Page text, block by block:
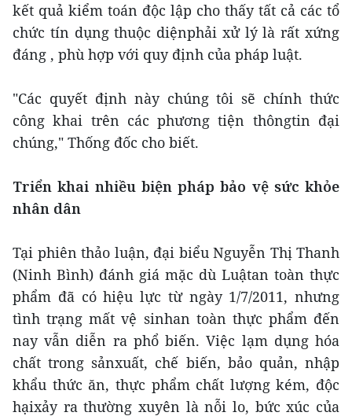
kết quả kiểm toán độc lập cho thấy tất cả các tổ
chức tín dụng thuộc diệnphải xử lý là rất xứng
đáng , phù hợp với quy định của pháp luật.
"Các quyết định này chúng tôi sẽ chính thức
công khai trên các phương tiện thôngtin đại
chúng," Thống đốc cho biết.
Triển khai nhiều biện pháp bảo vệ sức khỏe
nhân dân
Tại phiên thảo luận, đại biểu Nguyễn Thị Thanh
(Ninh Bình) đánh giá mặc dù Luậtan toàn thực
phẩm đã có hiệu lực từ ngày 1/7/2011, nhưng
tình trạng mất vệ sinhan toàn thực phẩm đến
nay vẫn diễn ra phổ biến. Việc lạm dụng hóa
chất trong sảnxuất, chế biến, bảo quản, nhập
khẩu thức ăn, thực phẩm chất lượng kém, độc
hạixảy ra thường xuyên là nỗi lo, bức xúc của